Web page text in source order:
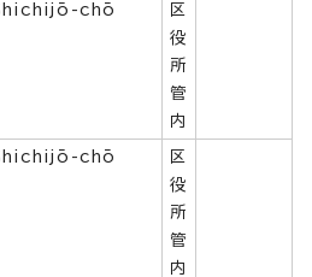
chō
区
役
所
管
内
chō
区
役
所
管
内